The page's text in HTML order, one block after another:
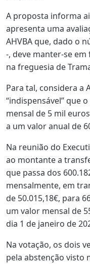
A proposta informa
apresenta uma
AHVBA que, dado o
-, deve manter-se
na freguesia de
Para tal, considera a
“indispensável” que
mensal de 5 mil
a um valor anual de
Na reunião do
ao montante a
que passa dos
mensalmente, em
de 50.015,18€, para
um valor mensal de
dia 1 de janeiro de
Na votação, os dois
pela abstenção visto